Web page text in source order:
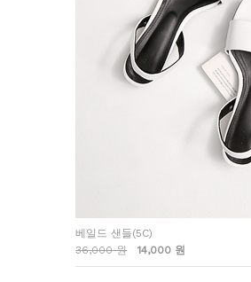
베일드 샌들(5C)
36,000 원
14,000 원